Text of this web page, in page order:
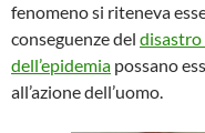
fenomeno si riteneva
conseguenze del disastro
dell’epidemia possano
all’azione dell’uomo.